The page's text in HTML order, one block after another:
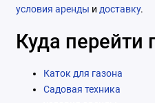
условия аренды и доставку.
Куда перейти
Каток для газона
Садовая техника